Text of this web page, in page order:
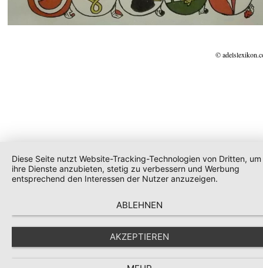
©
Diese Seite nutzt Website-Tracking-Technologien von Dritten, um
ihre Dienste anzubieten, stetig zu verbessern und Werbung
entsprechend den Interessen der Nutzer anzuzeigen.
ABLEHNEN
AKZEPTIEREN